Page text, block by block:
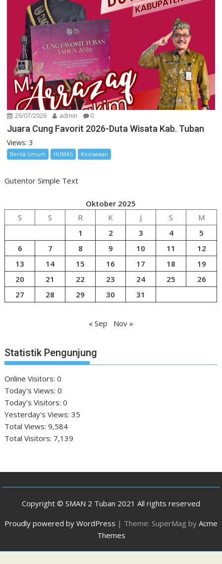
26/07/2026 admin 0
Juara Cung Favorit 2026-Duta Wisata Kab. Tuban
Views: 3
Berita Umum HUMAS Kesiswaan
Gutentor Simple Text
Oktober 2025
S
S R K J S
M
1
2 3 4
5
6
7 8 9 10 11
12
13
14 15 16 17 18
19
20
21 22 23 24 25
26
27
28 29 30 31
« Sep Nov »
Statistik Pengunjung
Online Visitors:0
Today's Views:0
Today's Visitors:0
Yesterday's Views:35
Total Views:9,584
Total Visitors: 7,139
Copyright © SMAN 2 Tuban 2021 All rights reserved
Proudly powered by WordPress | Theme: SuperMag by Acme
Themes